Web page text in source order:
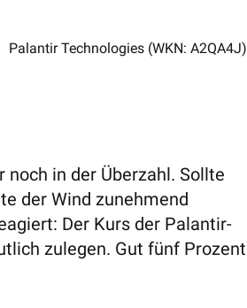
Palantir Technologies (WKN: A2QA4J)
in der Überzahl. Sollte
der Wind zunehmend
Der Kurs der Palantir-
zulegen. Gut fünf Prozent